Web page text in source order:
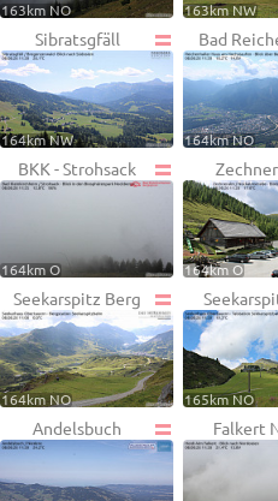
163km NO 163km NW
Sibratsgfäll
164km NW
Bad
164km NO
BKK - Strohsack
164km O 164km O
Seekarspitz Berg
164km NO 165km NO
Andelsbuch Falkert